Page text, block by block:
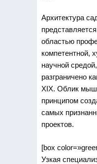
Архитектура
областью
компетентной,
научной
разграничено
XIX. Облик
принципом
самых
проектов.
[box
Узкая